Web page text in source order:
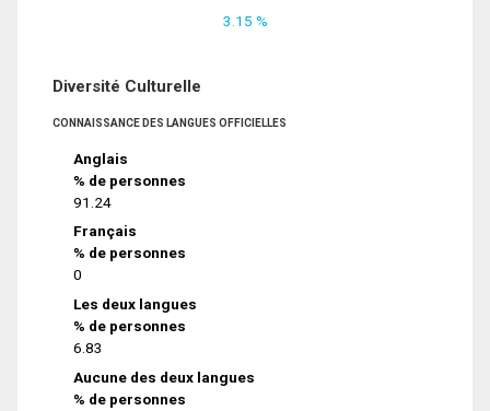
3.15 %
Diversité Culturelle
CONNAISSANCE DES LANGUES OFFICIELLES
Anglais
% de personnes
91.24
Français
% de personnes
0
Les deux langues
% de personnes
6.83
Aucune des deux langues
% de personnes